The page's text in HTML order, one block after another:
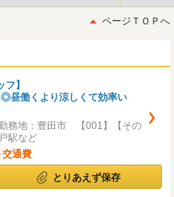
後
ページＴＯＰへ
】
昼働くより涼しくて効率い
務地：豊田市 【001】【その
駅など
通費
とりあえず保存